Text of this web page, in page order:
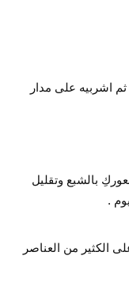
ثم اشربيه على مدار
بالشبع وتقليل
.
الكثير من العناصر